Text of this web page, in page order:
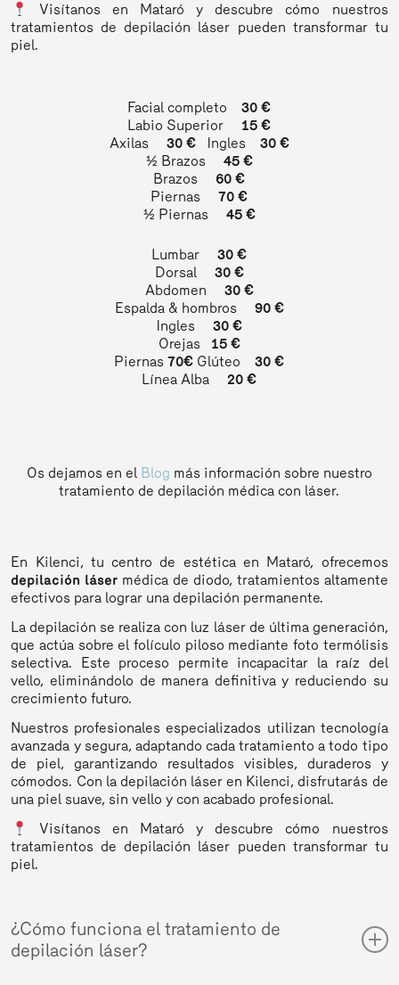
Visítanos en Mataró y descubre cómo nuestros
tratamientos de depilación láser pueden transformar tu
piel.
Facial completo30 €
Labio Superior 15 €
Axilas 30 € Ingles 30 €
½ Brazos 45 €
Brazos 60 €
Piernas70 €
½ Piernas 45 €
Lumbar30 €
Dorsal 30 €
Abdomen 30 €
Espalda & hombros 90 €
Ingles30 €
Orejas 15 €
Piernas70€ Glúteo30 €
Línea Alba 20 €
Os dejamos en el Blog más información sobre nuestro
tratamiento de depilación médica con láser.
En Kilenci, tu centro de estética en Mataró, ofrecemos
depilación láser médica de diodo, tratamientos altamente
efectivos para lograr una depilación permanente.
La depilación se realiza con luz láser de última generación,
que actúa sobre el folículo piloso mediante foto termólisis
selectiva. Este proceso permite incapacitar la raíz del
vello, eliminándolo de manera definitiva y reduciendo su
crecimiento futuro.
Nuestros profesionales especializados utilizan tecnología
avanzada y segura, adaptando cada tratamiento a todo tipo
de piel, garantizando resultados visibles, duraderos y
cómodos. Con la depilación láser en Kilenci, disfrutarás de
una piel suave, sin vello y con acabado profesional.
Visítanos en Mataró y descubre cómo nuestros
tratamientos de depilación láser pueden transformar tu
piel.
¿Cómo funciona el tratamiento de
depilación láser?